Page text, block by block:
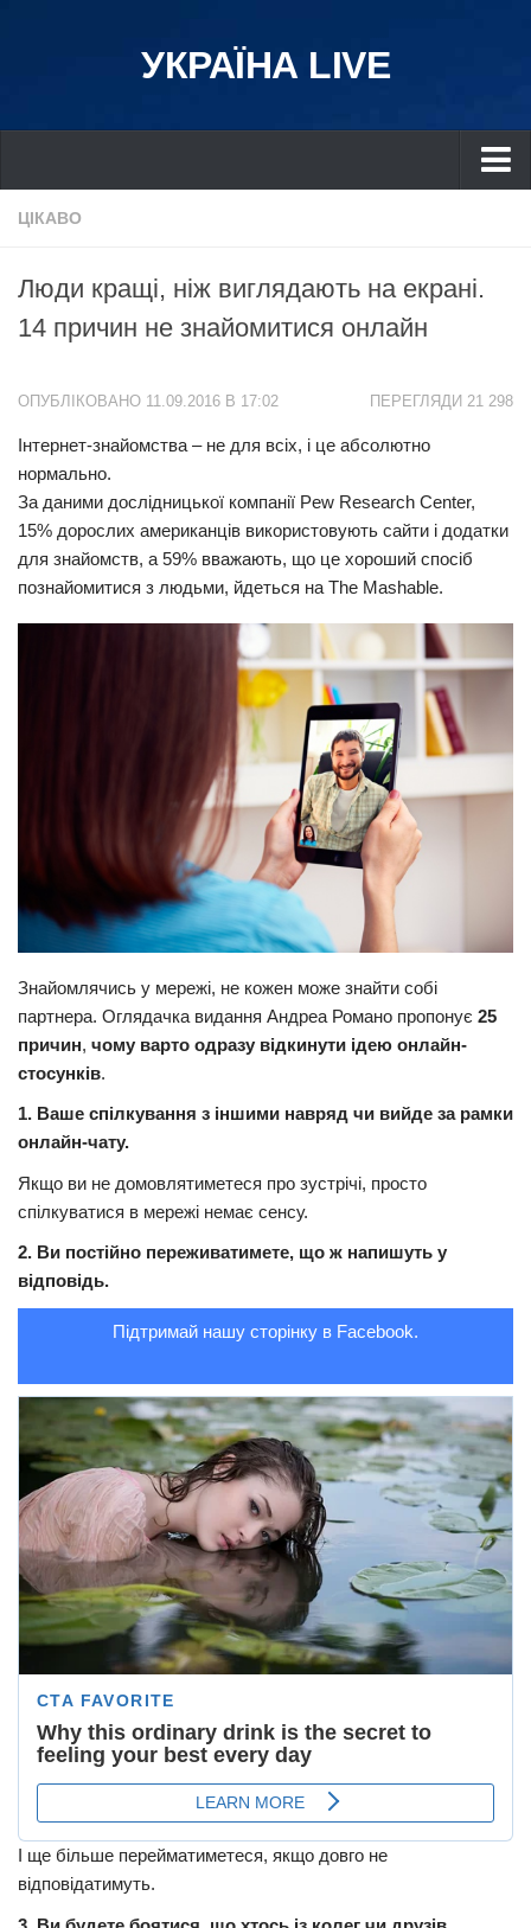
УКРАЇНА LIVE
Україна
Дніпро
Львів
Харків
Донбас
Схід
Прикарпаття
Історії
Привітання
Події
Кримінал
Курйози
Суспільство
Культура
#Війна
ЦІКАВО
Люди кращі, ніж виглядають на екрані.
14 причин не знайомитися онлайн
ПЕРЕГЛЯДИ 21 298
ОПУБЛІКОВАНО 11.09.2016 В 17:02
Інтернет-знайомства – не для всіх, і це абсолютно
нормально.
За даними дослідницької компанії Pew Research Center,
15% дорослих американців використовують сайти і додатки
для знайомств, а 59% вважають, що це хороший спосіб
познайомитися з людьми, йдеться на The Mashable.
Знайомлячись у мережі, не кожен може знайти собі
партнера. Оглядачка видання Андреа Романо пропонує 25
причин, чому варто одразу відкинути ідею онлайн-
стосунків.
1. Ваше спілкування з іншими навряд чи вийде за рамки
онлайн-чату.
Якщо ви не домовлятиметеся про зустрічі, просто
спілкуватися в мережі немає сенсу.
2. Ви постійно переживатимете, що ж напишуть у
відповідь.
Підтримай нашу сторінку в Facebook.
І ще більше перейматиметеся, якщо довго не
відповідатимуть.